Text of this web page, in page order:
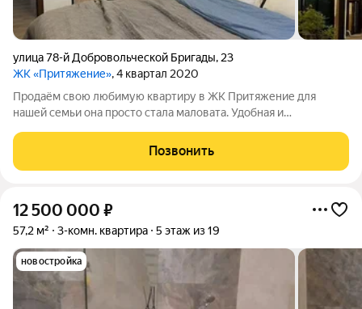
улица 78-й Добровольческой Бригады, 23
ЖК «Притяжение», 4 квартал 2020
Продаём свою любимую квартиру в ЖК Притяжение для
нашей семьи она просто стала маловата. Удобная и
кухня-гостиная 2 санузла + гардеробные в спальне и детской
рабочая зона у окна Главная
Позвонить
12 500 000 ₽
57,2 м² 3-комн. квартира 5 этаж из 19
новостройка